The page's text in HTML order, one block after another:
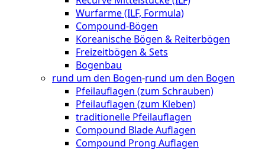
Wurfarme (ILF, Formula)
Compound-Bögen
Koreanische Bögen & Reiterbögen
Freizeitbögen & Sets
Bogenbau
rund um den Bogen-rund um den Bogen
Pfeilauflagen (zum Schrauben)
Pfeilauflagen (zum Kleben)
traditionelle Pfeilauflagen
Compound Blade Auflagen
Compound Prong Auflagen